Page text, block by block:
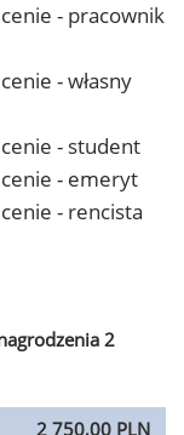
- pracownik
- własny
- student
- emeryt
- rencista
2
2 750,00 PLN